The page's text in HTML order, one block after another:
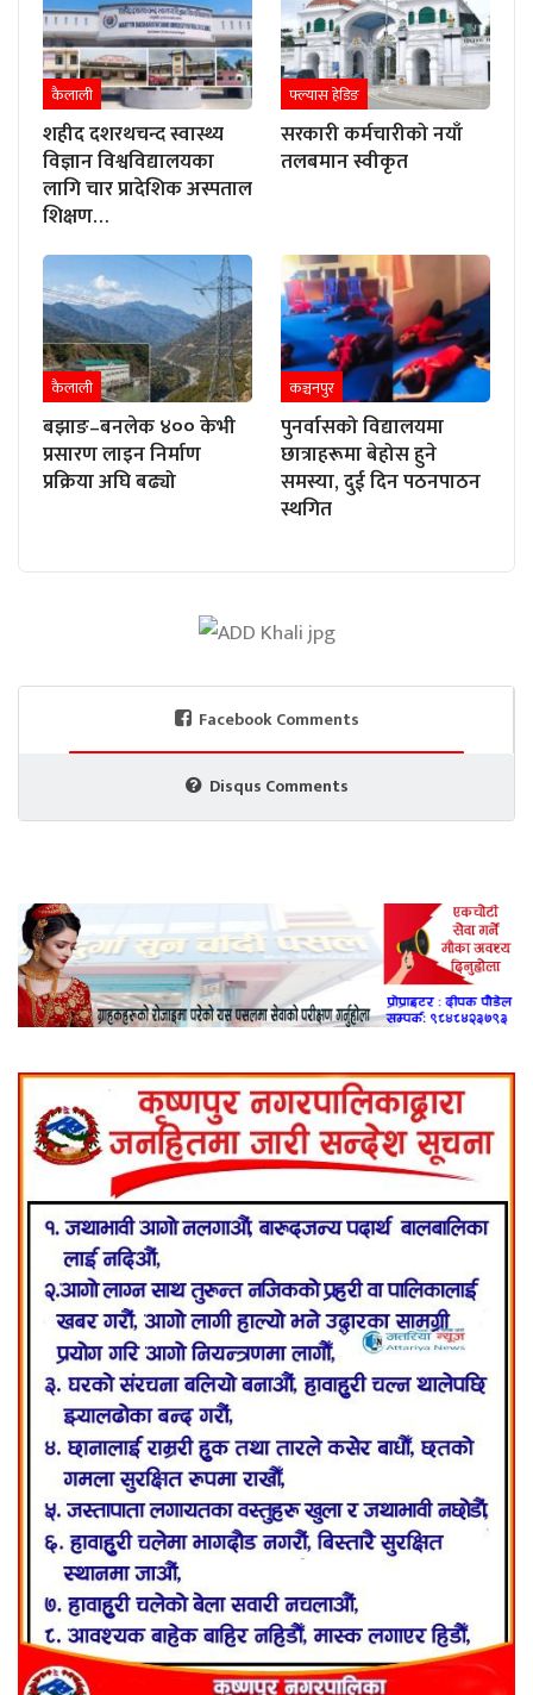
कैलाली
शहीद दशरथचन्द स्वास्थ्य
विज्ञान विश्वविद्यालयका
लागि चार प्रादेशिक अस्पताल
शिक्षण…
फ्ल्यास हेडिङ
सरकारी कर्मचारीको नयाँ
तलबमान स्वीकृत
कैलाली
बझाङ–बनलेक ४०० केभी
प्रसारण लाइन निर्माण
प्रक्रिया अघि बढ्यो
कञ्चनपुर
पुनर्वासको विद्यालयमा
छात्राहरूमा बेहोस हुने
समस्या, दुई दिन पठनपाठन
स्थगित
Facebook Comments
Disqus Comments